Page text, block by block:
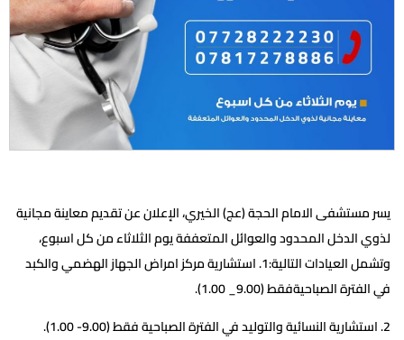
يسر مستشفى الامام الحجة (عج) الخيري، الإعلان عن تقديم معاينة مجانية
لذوي الدخل المحدود والعوائل المتعففة يوم الثلاثاء من كل اسبوع،
وتشمل العيادات التالية:1. استشارية مركز امراض الجهاز الهضمي والكبد
في الفترة الصباحيةفقط (9.00_ 1.00).
2. استشارية النسائية والتوليد في الفترة الصباحية فقط (9.00- 1.00).